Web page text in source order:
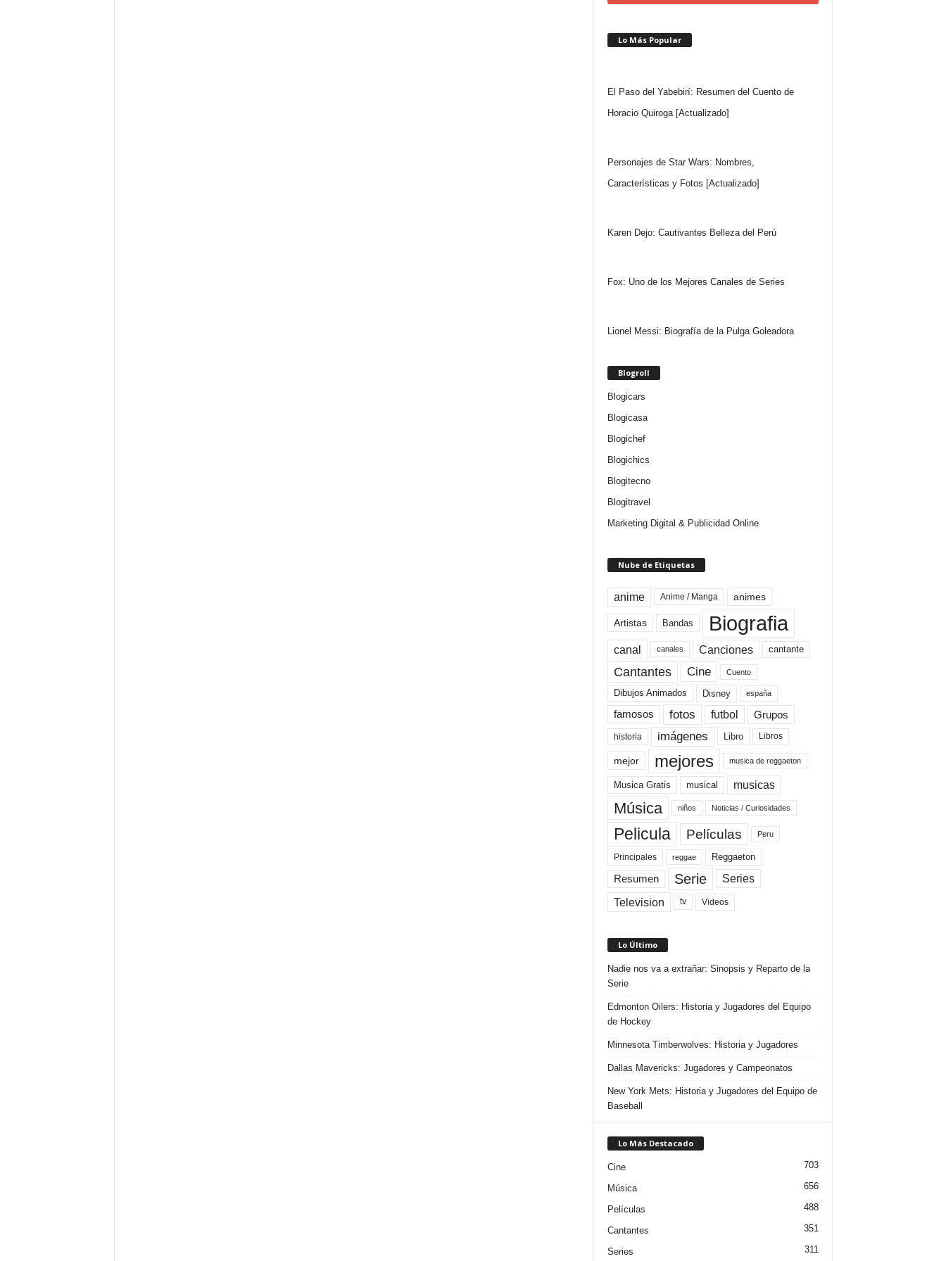
Lo Más Popular
El Paso del Yabebirí: Resumen del Cuento de
Horacio Quiroga [Actualizado]
Personajes de Star Wars: Nombres,
Características y Fotos [Actualizado]
Karen Dejo: Cautivantes Belleza del Perú
Fox: Uno de los Mejores Canales de Series
Lionel Messi: Biografía de la Pulga Goleadora
Blogroll
Blogicars
Blogicasa
Blogichef
Blogichics
Blogitecno
Blogitravel
Marketing Digital & Publicidad Online
Nube de Etiquetas
anime Anime / Manga animes
Artistas Bandas Biografia
canal canales Canciones cantante
Cantantes Cine Cuento
Dibujos Animados Disney españa
famosos fotos futbol Grupos
historia imágenes Libro Libros
mejor mejores musica de reggaeton
Musica Gratis musical musicas
Música niños Noticias / Curiosidades
Pelicula Películas Peru
Principales reggae Reggaeton
Resumen Serie Series
Television tv Videos
Lo Último
Nadie nos va a extrañar: Sinopsis y Reparto de la
Serie
Edmonton Oilers: Historia y Jugadores del Equipo
de Hockey
Minnesota Timberwolves: Historia y Jugadores
Dallas Mavericks: Jugadores y Campeonatos
New York Mets: Historia y Jugadores del Equipo de
Baseball
Lo Más Destacado
Cine 703
Música 656
Películas 488
Cantantes 351
Series 311